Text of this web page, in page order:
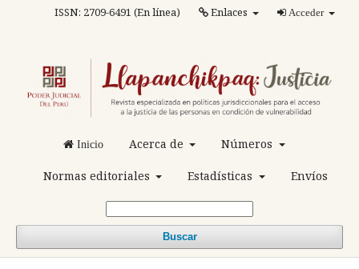
Inicio Acerca de Números
Normas editoriales Estadísticas Envíos
Buscar
ISSN: 2709-6491 (En línea) Enlaces Acceder